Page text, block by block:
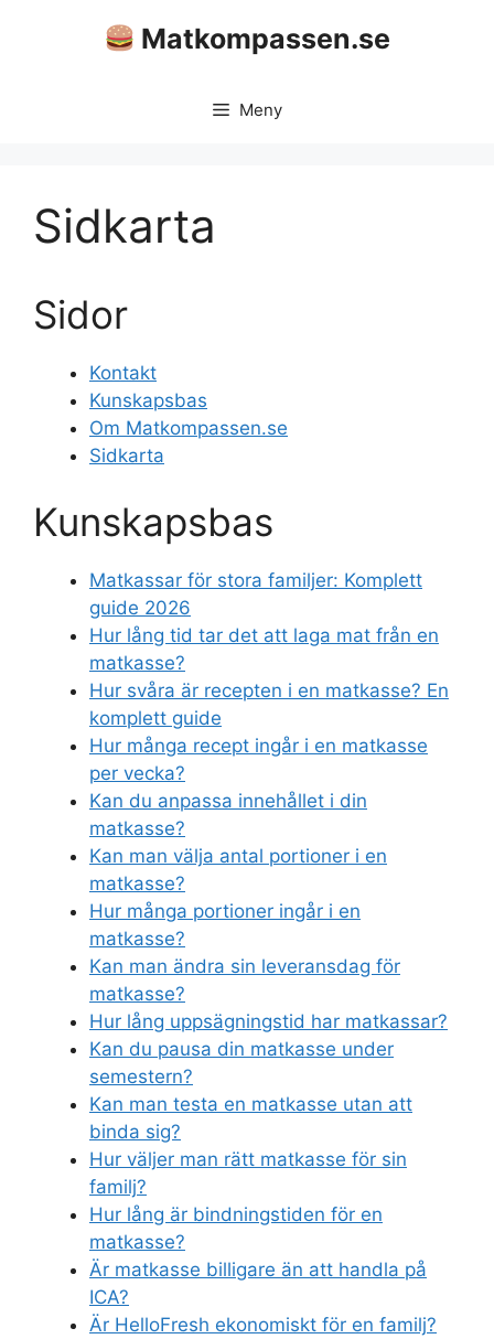
Matkompassen.se
Meny
Sidkarta
Sidor
Kontakt
Kunskapsbas
Om Matkompassen.se
Sidkarta
Kunskapsbas
Matkassar för stora familjer: Komplett
guide 2026
Hur lång tid tar det att laga mat från en
matkasse?
Hur svåra är recepten i en matkasse? En
komplett guide
Hur många recept ingår i en matkasse
per vecka?
Kan du anpassa innehållet i din
matkasse?
Kan man välja antal portioner i en
matkasse?
Hur många portioner ingår i en
matkasse?
Kan man ändra sin leveransdag för
matkasse?
Hur lång uppsägningstid har matkassar?
Kan du pausa din matkasse under
semestern?
Kan man testa en matkasse utan att
binda sig?
Hur väljer man rätt matkasse för sin
familj?
Hur lång är bindningstiden för en
matkasse?
Är matkasse billigare än att handla på
ICA?
Är HelloFresh ekonomiskt för en familj?